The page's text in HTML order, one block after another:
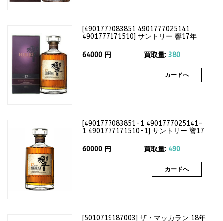
[4901777083851 4901777025141
4901777171510] サントリー 響17年
64000 円 買取量: 380
カードへ
[4901777083851-1 4901777025141-
1 4901777171510-1] サントリー 響17
60000 円 買取量: 490
カードへ
[5010719187003] ザ・マッカラン 18年